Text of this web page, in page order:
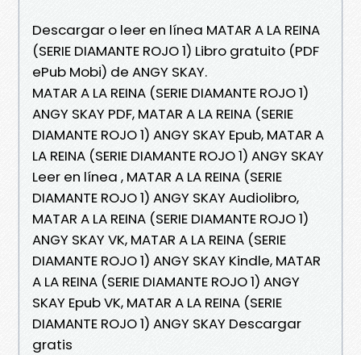
Descargar o leer en línea MATAR A LA REINA
(SERIE DIAMANTE ROJO 1) Libro gratuito (PDF
ePub Mobi) de ANGY SKAY.
MATAR A LA REINA (SERIE DIAMANTE ROJO 1)
ANGY SKAY PDF, MATAR A LA REINA (SERIE
DIAMANTE ROJO 1) ANGY SKAY Epub, MATAR A
LA REINA (SERIE DIAMANTE ROJO 1) ANGY SKAY
Leer en línea , MATAR A LA REINA (SERIE
DIAMANTE ROJO 1) ANGY SKAY Audiolibro,
MATAR A LA REINA (SERIE DIAMANTE ROJO 1)
ANGY SKAY VK, MATAR A LA REINA (SERIE
DIAMANTE ROJO 1) ANGY SKAY Kindle, MATAR
A LA REINA (SERIE DIAMANTE ROJO 1) ANGY
SKAY Epub VK, MATAR A LA REINA (SERIE
DIAMANTE ROJO 1) ANGY SKAY Descargar
gratis